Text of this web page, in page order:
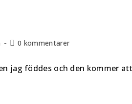
0 kommentarer
jag föddes och den kommer